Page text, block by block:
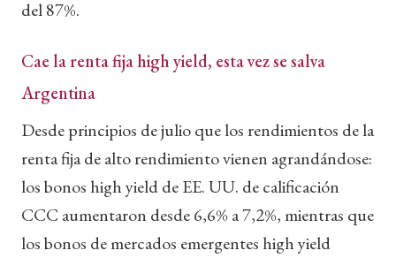
del 87%.
Cae la renta fija high yield, esta vez se salva
Argentina
Desde principios de julio que los rendimientos de la
renta fija de alto rendimiento vienen agrandándose:
los bonos high yield de EE. UU. de calificación
CCC aumentaron desde 6,6% a 7,2%, mientras que
los bonos de mercados emergentes high yield